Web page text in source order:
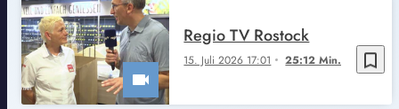
bookmark_border
15. Juli 2026 17:01 25:12 Min.
Regio TV Rostock